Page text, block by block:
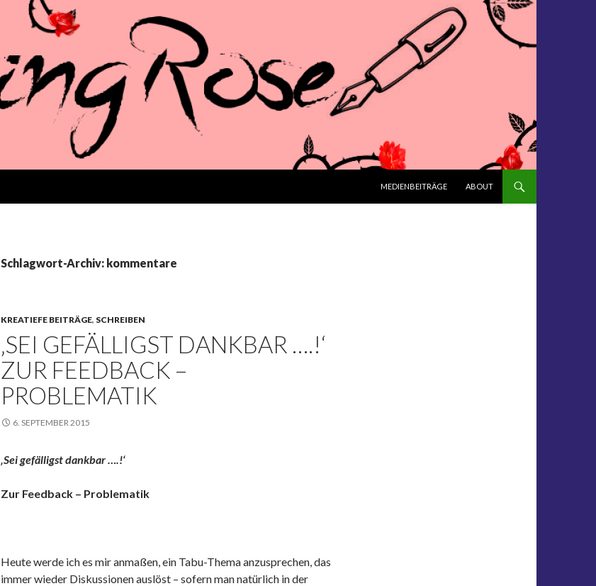
MEDIENBEITRÄGE
ABOUT
Schlagwort-Archiv: kommentare
KREATIEFE BEITRÄGE, SCHREIBEN
‚SEI GEFÄLLIGST DANKBAR ….!‘
ZUR FEEDBACK –
PROBLEMATIK
6. SEPTEMBER 2015
‚Sei gefälligst dankbar ….!‘
Zur Feedback – Problematik
Heute werde ich es mir anmaßen, ein Tabu-Thema anzusprechen, das
immer wieder Diskussionen auslöst – sofern man natürlich in der